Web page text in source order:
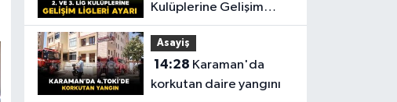
Kulüplerine Gelişim
Ligleri Ayarı
Asayiş
14:28
korkutan daire yangını